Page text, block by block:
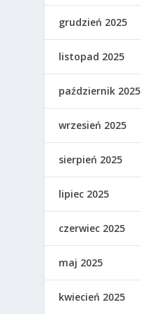
grudzień 2025
listopad 2025
październik 2025
wrzesień 2025
sierpień 2025
lipiec 2025
czerwiec 2025
maj 2025
kwiecień 2025